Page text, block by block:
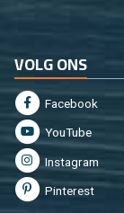
VOLG ONS
Fa­cebook
You­Tu­be
In­st­agram
Pin­te­rest